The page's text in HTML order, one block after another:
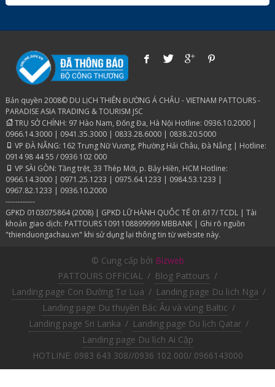
Bản quyền 2008© DU LỊCH THIÊN ĐƯỜNG Á CHÂU - VIETNAM PATTOURS -
PARADISE ASIA TRADING & TOURISM JSC
TRỤ SỞ CHÍNH: 97 Hào Nam, Đống Đa, Hà Nội Hotline: 0936.10.2000 |
0966.14.3000 | 0941.35.3000 | 0833.28.6000 | 0838.20.5000
VP ĐÀ NẴNG: 162 Trưng Nữ Vương, Phường Hải Châu, Đà Nẵng | Hotline:
0914 98 44 55 / 0936 102 000
VP SÀI GÒN: Tầng trệt, 33 Thép Mới, p. Bảy Hiền, HCM Hotline:
0966.14.3000 | 0971.25.1233 | 0975.64.1233 | 0984.53.1233 |
0967.82.1233 | 0936.10.2000
------------
GPKD 0103075864 (2008) | GPKD LỮ HÀNH QUÔC TẾ 01.617/ TCDL | Tài
khoản giao dịch: PATTOURS 1091108899999 MBBANK | Ghi rõ nguồn
"thienduongachau.vn" khi sử dụng lại thông tin từ website này.
© Cung cấp bởi Bizweb
PATTOURS OFFICIAL / Blog Pattours /
Landing page Con Đường Tơ Lụa / Landing page Du lịch Nga /
Landing page Du thuyền Bắc Âu và vùng Baltic /
Landing page Sri Lanka / Landing page Du lịch Qatar /
Landing page Du lịch Ai Cập
HOTLINE: 0983 643 308//0936 102 000/ 0966143000